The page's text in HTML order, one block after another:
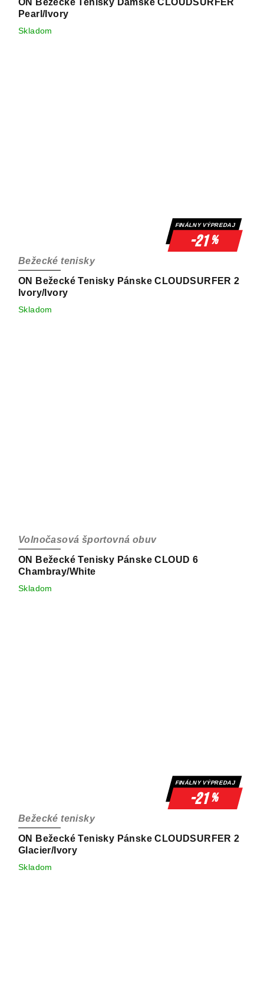
Pearl/Ivory
Skladom
FINÁLNY VÝPREDAJ
-21%
ON Bežecké Tenisky Pánske CLOUDSURFER 2
Ivory/Ivory
Bežecké tenisky
Skladom
ON Bežecké Tenisky Pánske CLOUD 6
Chambray/White
Volnočasová športovná obuv
Skladom
FINÁLNY VÝPREDAJ
-21%
ON Bežecké Tenisky Pánske CLOUDSURFER 2
Glacier/Ivory
Bežecké tenisky
Skladom